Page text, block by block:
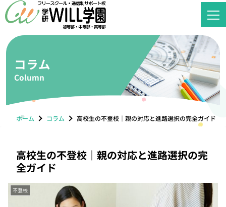
コラム
Column
ホーム コラム 高校生の不登校｜親の対応と進路選択の完全ガイド
高校生の不登校｜親の対応と進路選択の完
全ガイド
不登校